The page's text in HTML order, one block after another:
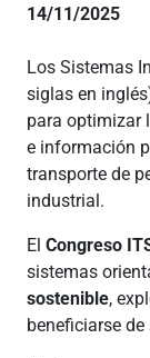
14/11/2025
Los Sistemas
siglas en
para optimizar
e información
transporte de
industrial.
El Congreso
sistemas
sostenible,
beneficiarse